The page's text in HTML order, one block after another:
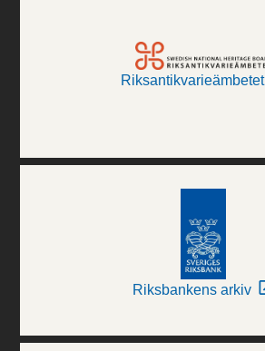
Riksantikvarieämbetet
Riksbankens arkiv